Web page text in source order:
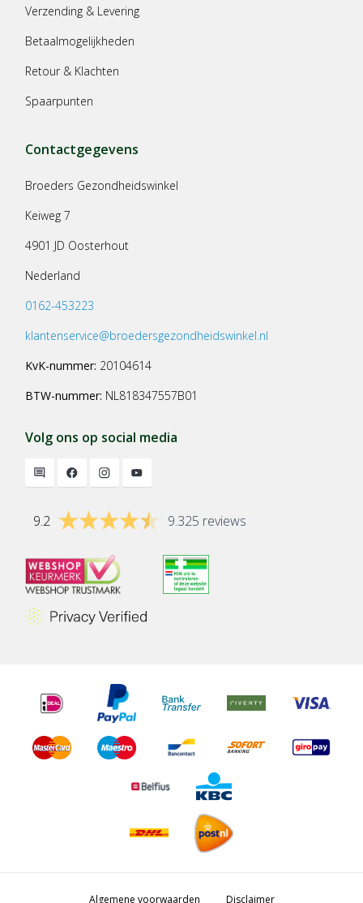
Verzending & Levering
Betaalmogelijkheden
Retour & Klachten
Spaarpunten
Contactgegevens
Broeders Gezondheidswinkel
Keiweg 7
4901 JD Oosterhout
Nederland
0162-453223
klantenservice@broedersgezondheidswinkel.nl
KvK-nummer: 20104614
BTW-nummer: NL818347557B01
Volg ons op social media
9.2 9.325 reviews
Algemene voorwaarden Disclaimer